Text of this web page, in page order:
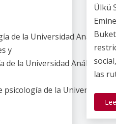
de la Universidad Anáhuac
y
de la Universidad Anáhuac
psicología de la Universidad
Ülkü
las